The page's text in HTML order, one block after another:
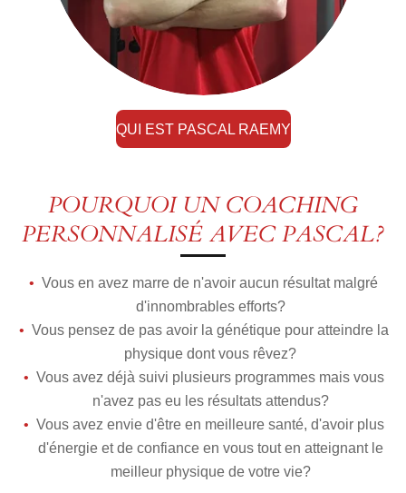
QUI EST PASCAL RAEMY
POURQUOI UN COACHING
PERSONNALISÉ AVEC PASCAL?
Vous en avez marre de n'avoir aucun résultat malgré
d'innombrables efforts?
Vous pensez de pas avoir la génétique pour atteindre la
physique dont vous rêvez?
Vous avez déjà suivi plusieurs programmes mais vous
n'avez pas eu les résultats attendus?
Vous avez envie d'être en meilleure santé, d'avoir plus
d'énergie et de confiance en vous tout en atteignant le
meilleur physique de votre vie?